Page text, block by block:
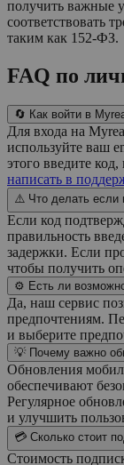
получить важные
соответствовать
таким как 152-ФЗ.
FAQ по
🔄 Как войти в
Для входа на
используйте ваш
этого введите
написать в
⚠️ Что делать если
Если код
правильность
задержки. Если
чтобы получить
⚙️ Есть ли
Да, наш сервис
предпочтениям.
и выберите
💡 Почему важно
Обновления
обеспечивают
Регулярное
и улучшить
💳 Сколько стоит
Стоимость